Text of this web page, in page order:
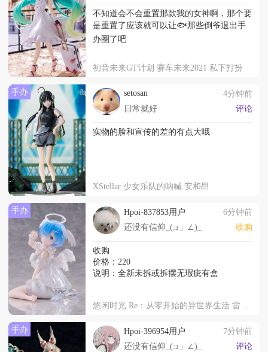
不知道会不会重置那款我的女神啊，那个要
是重置了应该就可以让🐟那些倒爷退出手
办圈了吧
初音未来GT计划 赛车未来2021 私下打扮
手办 setosan
4分钟前
日常就好
评论
实物的脸和宣传的差的有点大哦
XStellar 少女乐队的呐喊 安和昂
手办 Hpoi-837853用户
6分钟前
还没有信仰_(:з」∠)_
收购
收购
价格：220
说明：全新未拆或拆摆无瑕疵有盒
手办 Hpoi-396954用户
7分钟前
还没有信仰_(:з」∠)_
评论